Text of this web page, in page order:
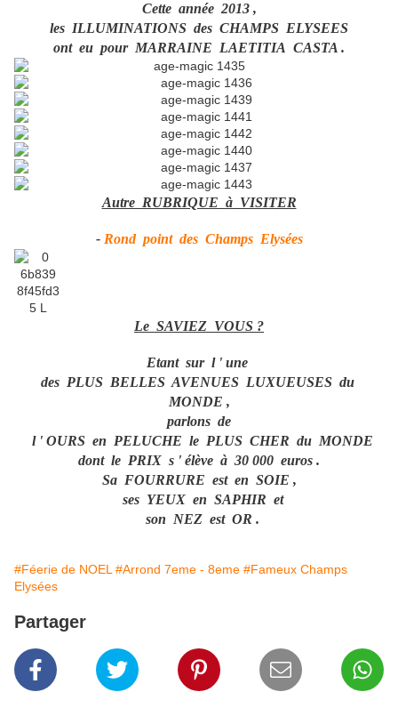
Cette année 2013 ,
les ILLUMINATIONS des CHAMPS ELYSEES
ont eu pour MARRAINE LAETITIA CASTA .
Autre RUBRIQUE à VISITER
- Rond point des Champs Elysées
Le SAVIEZ VOUS ?
Etant sur l ' une
des PLUS BELLES AVENUES LUXUEUSES du
MONDE ,
parlons de
l ' OURS en PELUCHE le PLUS CHER du MONDE
dont le PRIX s ' élève à 30 000 euros .
Sa FOURRURE est en SOIE ,
ses YEUX en SAPHIR et
son NEZ est OR .
#Féerie de NOEL #Arrond 7eme - 8eme #Fameux Champs
Elysées
Partager